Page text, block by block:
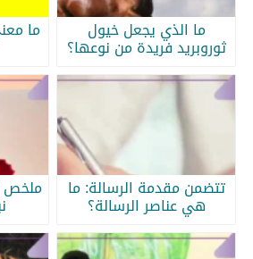
ما الذي يجعل خيول
ثوروبريد فريدة من نوعها؟
ما
تتضمن مقدمة الرسالة: ما
هي عناصر الرسالة؟
ملخص